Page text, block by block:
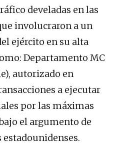
develadas en las
involucraron a un
ejército en su alta
Departamento MC
autorizado en
a ejecutar
por las máximas
el argumento de